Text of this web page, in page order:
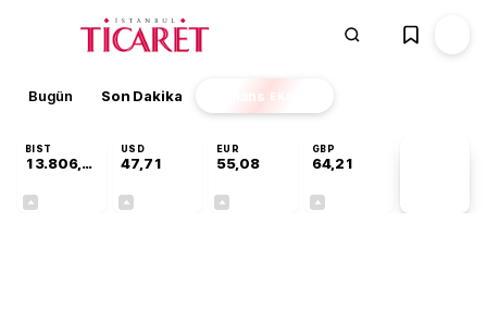
Bugün Son Dakika Finans EKSTRA
BIST
13.806,14
USD
47,71
EUR
55,08
GBP
64,21